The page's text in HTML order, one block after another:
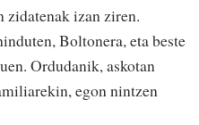
zidatenak izan ziren.
Boltonera, eta beste
Ordudanik, askotan
egon nintzen